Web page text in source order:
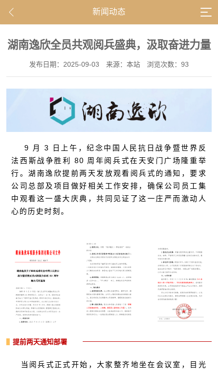
新闻动态
湖南逸欣全员共观阅兵盛典，汲取奋进力量
发布日期：2025-09-03 来源：本站 浏览次数：93
9 月 3 日上午，纪念中国人民抗日战争暨世界反
法西斯战争胜利 80 周年阅兵式在天安门广场隆重举
行。湖南逸欣提前两天发放观看阅兵式的通知，要求
公司总部及项目做好相关工作安排，确保公司员工集
中观看这一盛大庆典，共同见证了这一庄严而激动人
心的历史时刻。
提前两天通知部署
当阅兵式正式开始，大家整齐地坐在会议室，目光